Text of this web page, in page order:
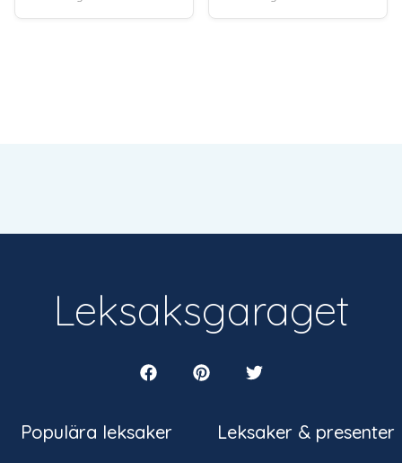
Populära leksaker
Leksaksgaraget
Leksaker & presenter